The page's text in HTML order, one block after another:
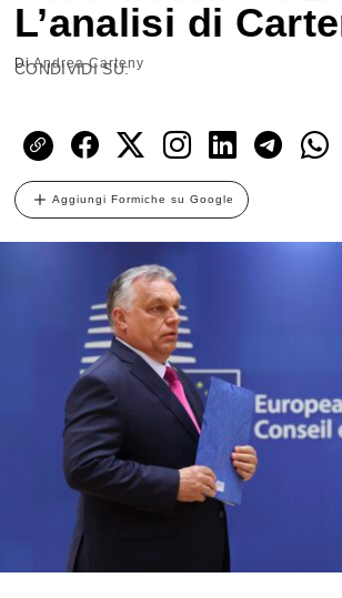
L’analisi di
DiAndrea Carteny
CONDIVIDI SU:
Aggiungi Formiche su Google